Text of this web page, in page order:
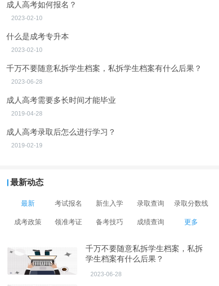
成人高考如何报名？
2023-02-10
什么是成考专升本
2023-02-10
千万不要随意私拆学生档案，私拆学生档案有什么后果？
2023-06-28
成人高考需要多长时间才能毕业
2019-04-28
成人高考录取后怎么进行学习？
2019-02-19
最新动态
更多
最新 考试报名 新生入学 录取查询 录取分数线
成考政策 领准考证 备考技巧 成绩查询
千万不要随意私拆学生档案，私拆
学生档案有什么后果？
2023-06-28